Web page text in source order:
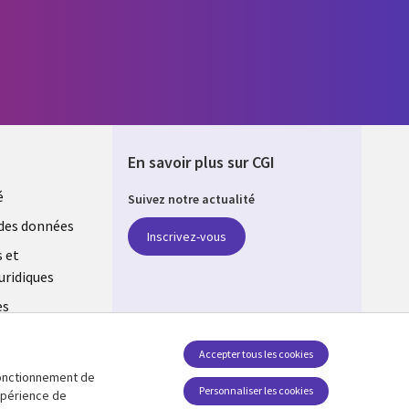
données
et
En savoir plus sur CGI
Suivez notre actualité
Inscrivez-vous
Retrouvez-nous sur les réseaux
de
de
Personnaliser les cookies
Accepter tous les cookies